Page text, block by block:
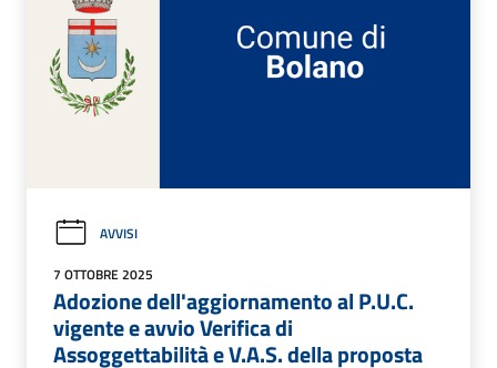
AVVISI
7 OTTOBRE 2025
Adozione dell'aggiornamento al P.U.C.
vigente e avvio Verifica di
Assoggettabilità e V.A.S. della proposta